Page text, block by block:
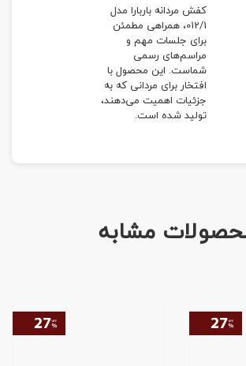
کفش مردانه باربارا مدل
012/1، همراهی مطمئن
برای جلسات مهم و
مراسم‌های رسمی
شماست. این محصول با
افتخار برای مردانی که به
جزئیات اهمیت می‌دهند،
تولید شده است.
مشابه